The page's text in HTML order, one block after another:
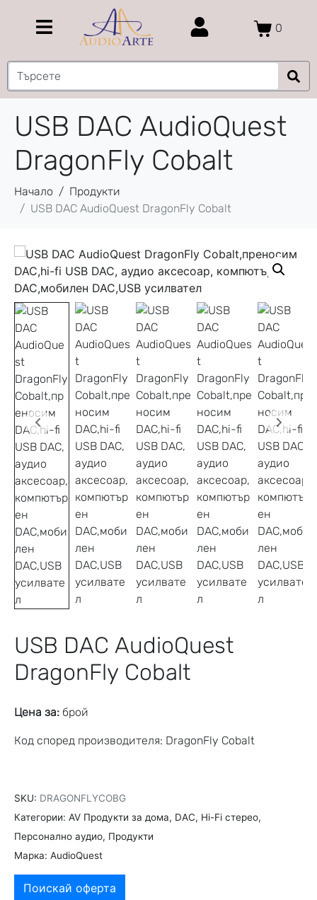
0
USB DAC AudioQuest
DragonFly Cobalt
Начало
Продукти
USB DAC AudioQuest DragonFly Cobalt
USB DAC AudioQuest
DragonFly Cobalt
Цена за: брой
Код според производителя: DragonFly Cobalt
SKU: DRAGONFLYCOBG
Категории: AV Продукти за дома, DAC, Hi-Fi стерео,
Персонално аудио, Продукти
Марка: AudioQuest
Поискай оферта